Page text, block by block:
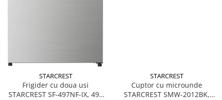
STARCREST
Frigider cu doua usi
STARCREST SF-497NF-IX, 497
STARCREST
Cuptor cu microunde
STARCREST SMW-2012BK,